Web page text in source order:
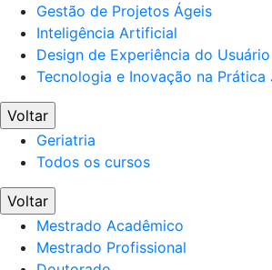
Gestão de Projetos Ágeis
Inteligência Artificial
Design de Experiência do Usuário
Tecnologia e Inovação na Prática
Voltar
Geriatria
Todos os cursos
Voltar
Mestrado Acadêmico
Mestrado Profissional